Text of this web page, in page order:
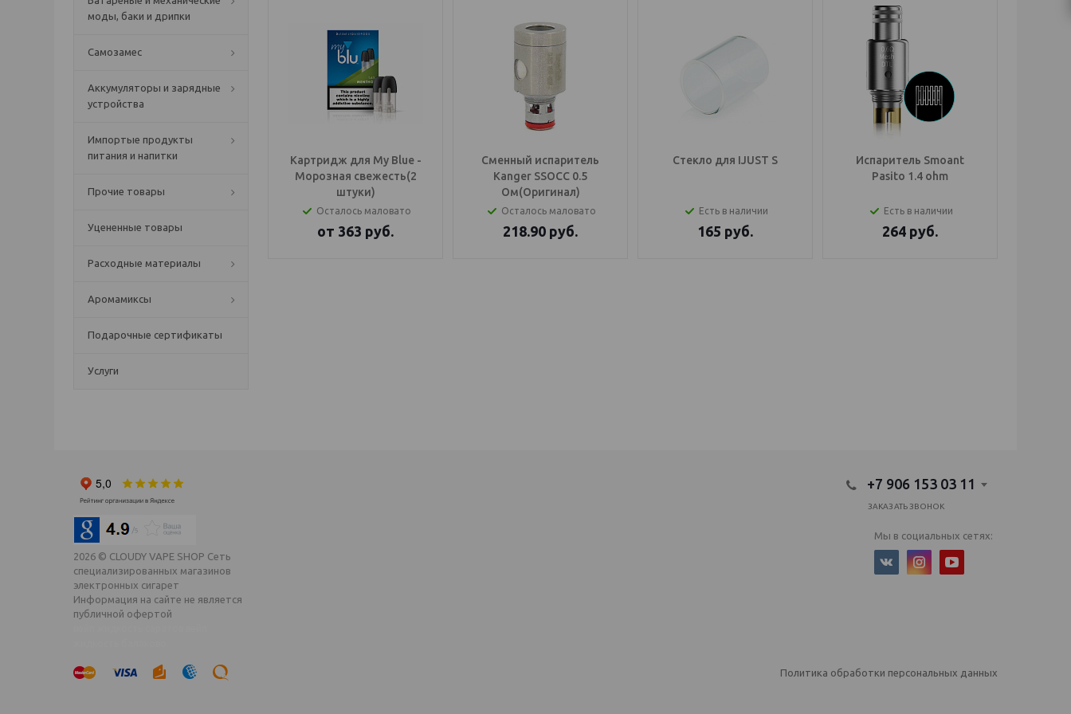
моды, баки и дрипки
Самозамес
Аккумуляторы и зарядные
устройства
Импортые продукты
питания и напитки
Прочие товары
Уцененные товары
Расходные материалы
Аромамиксы
Подарочные сертификаты
Услуги
Картридж для My Blue -
Морозная свежесть(2
штуки)
Осталось маловато
от 363 руб.
Сменный испаритель
Kanger SSOCC 0.5
Ом(Оригинал)
Осталось маловато
218.90 руб.
Стекло для IJUST S
Есть в наличии
165 руб.
Испаритель Smoant
Pasito 1.4 ohm
Есть в наличии
264 руб.
2026 © CLOUDY VAPE SHOP Сеть
специализированных магазинов
электронных сигарет
Информация на сайте не является
публичной офертой
+7 906 153 03 11
ЗАКАЗАТЬ ЗВОНОК
Мы в социальных сетях:
Политика обработки персональных данных